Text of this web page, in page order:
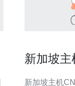
新加坡主
新加坡主机CN2服